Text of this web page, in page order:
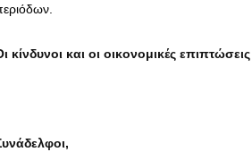
κίνδυνοι και οι οικονομικές